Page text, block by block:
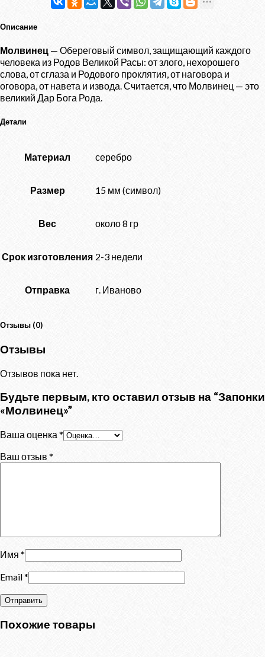
Описание
Молвинец — Обереговый символ, защищающий каждого
человека из Родов Великой Расы: от злого, нехорошего
слова, от сглаза и Родового проклятия, от наговора и
оговора, от навета и извода. Считается, что Молвинец — это
великий Дар Бога Рода.
Детали
Материал серебро
Размер 15 мм (символ)
Вес около 8 гр
Срок изготовления 2-3 недели
Отправка г. Иваново
Отзывы (0)
Отзывы
Отзывов пока нет.
Будьте первым, кто оставил отзыв на “Запонки
«Молвинец»”
Ваша оценка *
Ваш отзыв *
Имя *
Email*
Похожие товары